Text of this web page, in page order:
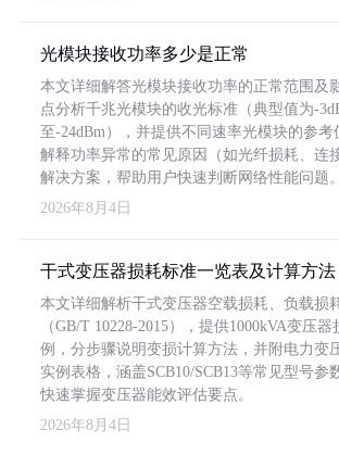
光模块接收功率多少是正常
本文详细解答光模块接收功率的正常范围及
点分析千兆光模块的收光标准（典型值为-
至-24dBm），并提供不同速率光模块的参
解释功率异常的常见原因（如光纤损耗、连
解决方案，帮助用户快速判断网络性能问题。
2026年8月4日
干式变压器损耗标准一览表及计算方法
本文详细解析干式变压器空载损耗、负载损
（GB/T 10228-2015），提供1000kVA变压
例，分步骤说明变损计算方法，并附电力变
实例表格，涵盖SCB10/SCB13等常见型号参
快速掌握变压器能效评估要点。
2026年8月4日